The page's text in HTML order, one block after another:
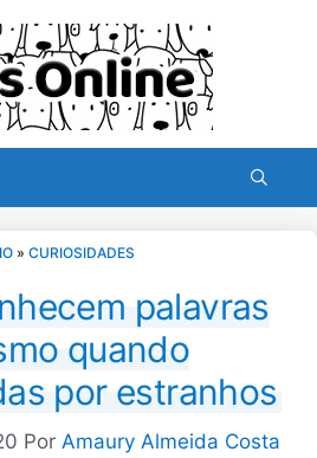
» CURIOSIDADES
palavras
quando
por estranhos
Por Amaury Almeida Costa